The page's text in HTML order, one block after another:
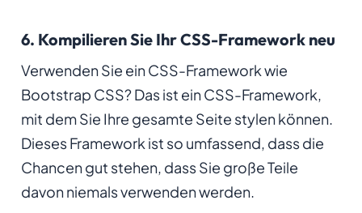
6. Kompilieren Sie Ihr CSS-Framework neu
Verwenden Sie ein CSS-Framework wie
Bootstrap CSS? Das ist ein CSS-Framework,
mit dem Sie Ihre gesamte Seite stylen können.
Dieses Framework ist so umfassend, dass die
Chancen gut stehen, dass Sie große Teile
davon niemals verwenden werden.